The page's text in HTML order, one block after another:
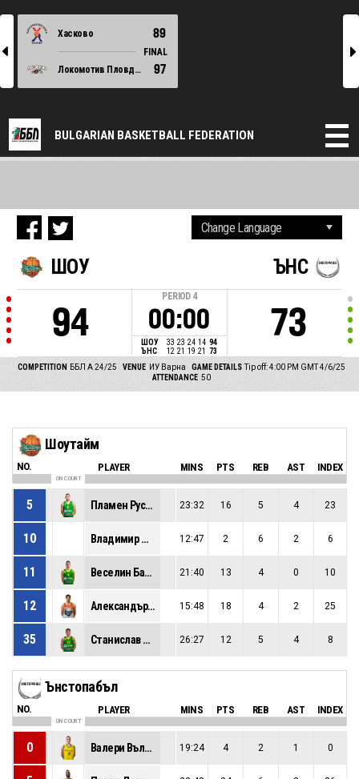
l
Хасково 89
FINAL
Локомотив Пловдив
97
r
BULGARIAN BASKETBALL FEDERATION
ШОУ
94
PERIOD 4
00:00
ШОУ 33 23 24 14 94
ЪНС
12 21 19 21 73
ЪНС
73
COMPETITION ББЛ А 24/25 VENUE ИУ Варна GAME DETAILS Tip off: 4:00 PM GMT 4/6/25
ATTENDANCE 50
Шоутайм
NO. PLAYER MINS PTS REB AST INDEX
ON COURT
5 Пламен Русков 23:32 16 5 4 23
10 Владимир Манастирли 12:47 2 6 2 6
11 Веселин Байчев 21:40 13 4 0 10
12 Александър Иванов 15:48 18 4 2 25
35 Станислав Бънков 26:27 12 5 4 8
Ънстопабъл
NO. PLAYER MINS PTS REB AST INDEX
ON COURT
0 Валери Вълчев 19:24 4 2 1 0